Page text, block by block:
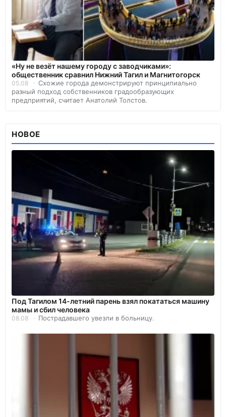
«Ну не везёт нашему городу с заводчиками»:
общественник сравнил Нижний Тагил и Магнитогорск
05.08
Схожие города демонстрируют принципиально
разный подход собственников градообразующих
предприятий, считает Анатолий Толстов.
НОВОЕ
Под Тагилом 14-летний парень взял покататься машину
мамы и сбил человека
08.08 Пострадавшего увезли в больницу.